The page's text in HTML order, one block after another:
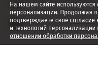
На нашем сайте
персонализации. Продолжая
подтверждаете свое согласие
и технологий персонализации
отношении обработки
2026